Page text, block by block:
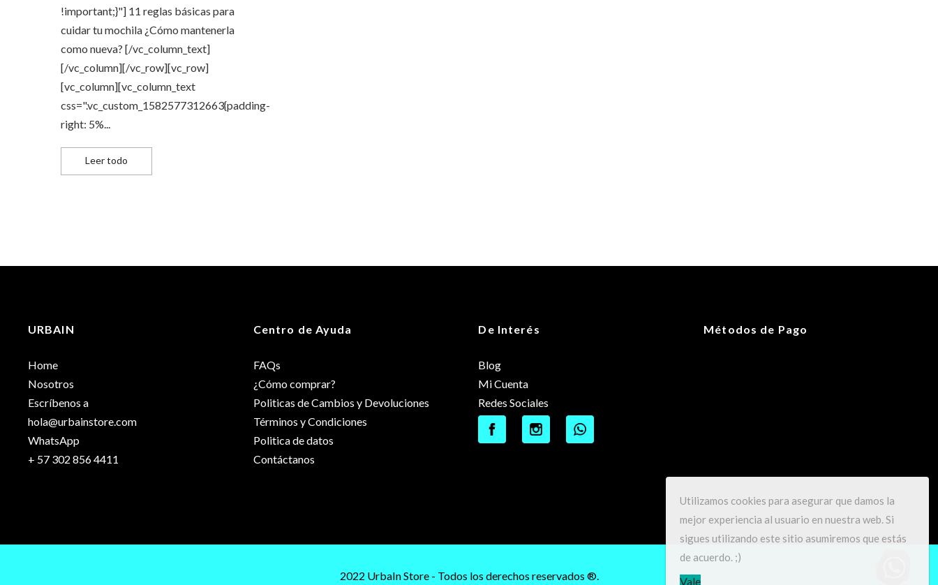
!important;}"] 11 reglas básicas para
cuidar tu mochila ¿Cómo mantenerla
como nueva? [/vc_column_text]
[/vc_column][/vc_row][vc_row]
[vc_column][vc_column_text
css=".vc_custom_1582577312663{padding-
right: 5%...
Leer todo
URBAIN
Home
Nosotros
Escríbenos a
hola@urbainstore.com
WhatsApp
+ 57 302 856 4411
Centro de Ayuda
FAQs
¿Cómo comprar?
Politicas de Cambios y Devoluciones
Términos y Condiciones
Politica de datos
Contáctanos
De Interés
Blog
Mi Cuenta
Redes Sociales
Métodos de Pago
2022 UrbaIn Store - Todos los derechos reservados ®.
Utilizamos cookies para asegurar que damos la
mejor experiencia al usuario en nuestra web. Si
sigues utilizando este sitio asumiremos que estás
de acuerdo. ;)
Vale